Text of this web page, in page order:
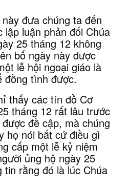
đưa chúng ta đến
luận phản đối Chúa
25 tháng 12 không
bố ngày này được
lễ hội ngoại giáo là
đồng tình được.
thấy các tín đồ Cơ
tháng 12 rất lâu trước
đề cập, mà chúng
họ nói bất cứ điều gì
cấp một lễ kỷ niệm
ủng hộ ngày 25
rằng đó là lúc Chúa